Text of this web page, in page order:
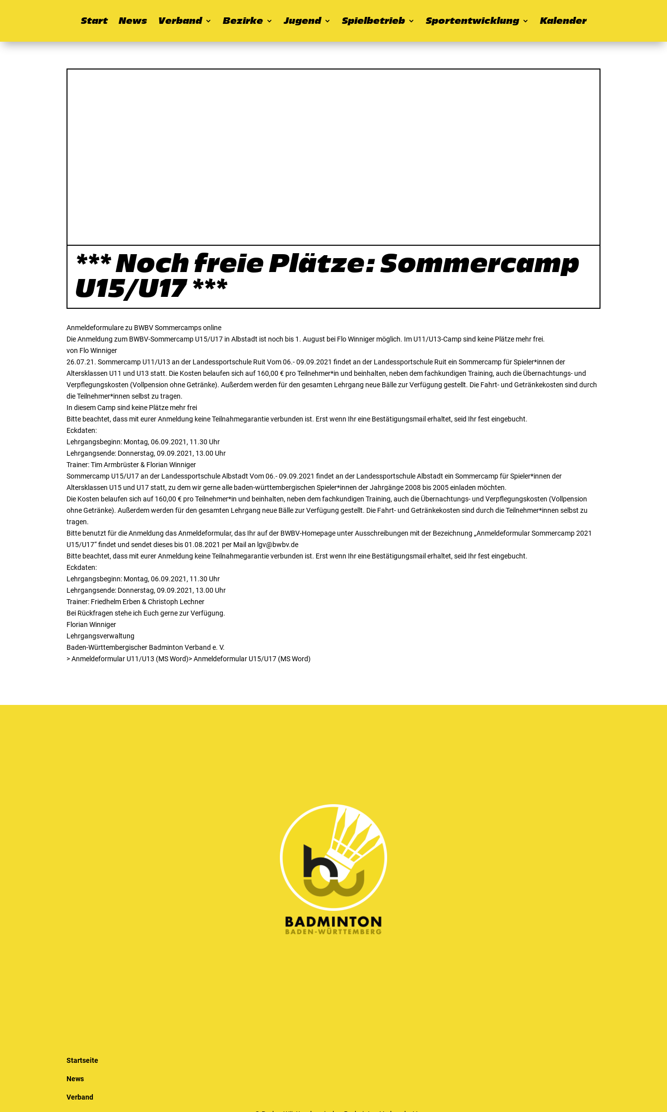
Start News Verband Bezirke Jugend Spielbetrieb Sportentwicklung Kalender
*** Noch freie Plätze: Sommercamp
U15/U17 ***
Anmeldeformulare zu BWBV Sommercamps online
Die Anmeldung zum BWBV-Sommercamp U15/U17 in Albstadt ist noch bis 1. August bei Flo Winniger möglich. Im U11/U13-Camp sind keine Plätze mehr frei.
von Flo Winniger
26.07.21. Sommercamp U11/U13 an der Landessportschule Ruit Vom 06.- 09.09.2021 findet an der Landessportschule Ruit ein Sommercamp für Spieler*innen der
Altersklassen U11 und U13 statt. Die Kosten belaufen sich auf 160,00 € pro Teilnehmer*in und beinhalten, neben dem fachkundigen Training, auch die Übernachtungs- und
Verpflegungskosten (Vollpension ohne Getränke). Außerdem werden für den gesamten Lehrgang neue Bälle zur Verfügung gestellt. Die Fahrt- und Getränkekosten sind durch
die Teilnehmer*innen selbst zu tragen.
In diesem Camp sind keine Plätze mehr frei
Bitte beachtet, dass mit eurer Anmeldung keine Teilnahmegarantie verbunden ist. Erst wenn Ihr eine Bestätigungsmail erhaltet, seid Ihr fest eingebucht.
Eckdaten:
Lehrgangsbeginn: Montag, 06.09.2021, 11.30 Uhr
Lehrgangsende: Donnerstag, 09.09.2021, 13.00 Uhr
Trainer: Tim Armbrüster & Florian Winniger
Sommercamp U15/U17 an der Landessportschule Albstadt Vom 06.- 09.09.2021 findet an der Landessportschule Albstadt ein Sommercamp für Spieler*innen der
Altersklassen U15 und U17 statt, zu dem wir gerne alle baden-württembergischen Spieler*innen der Jahrgänge 2008 bis 2005 einladen möchten.
Die Kosten belaufen sich auf 160,00 € pro Teilnehmer*in und beinhalten, neben dem fachkundigen Training, auch die Übernachtungs- und Verpflegungskosten (Vollpension
ohne Getränke). Außerdem werden für den gesamten Lehrgang neue Bälle zur Verfügung gestellt. Die Fahrt- und Getränkekosten sind durch die Teilnehmer*innen selbst zu
tragen.
Bitte benutzt für die Anmeldung das Anmeldeformular, das Ihr auf der BWBV-Homepage unter Ausschreibungen mit der Bezeichnung „Anmeldeformular Sommercamp 2021
U15/U17“ findet und sendet dieses bis 01.08.2021 per Mail an lgv@bwbv.de
Bitte beachtet, dass mit eurer Anmeldung keine Teilnahmegarantie verbunden ist. Erst wenn Ihr eine Bestätigungsmail erhaltet, seid Ihr fest eingebucht.
Eckdaten:
Lehrgangsbeginn: Montag, 06.09.2021, 11.30 Uhr
Lehrgangsende: Donnerstag, 09.09.2021, 13.00 Uhr
Trainer: Friedhelm Erben & Christoph Lechner
Bei Rückfragen stehe ich Euch gerne zur Verfügung.
Florian Winniger
Lehrgangsverwaltung
Baden-Württembergischer Badminton Verband e. V.
> Anmeldeformular U11/U13 (MS Word)> Anmeldeformular U15/U17 (MS Word)
Startseite
News
Verband